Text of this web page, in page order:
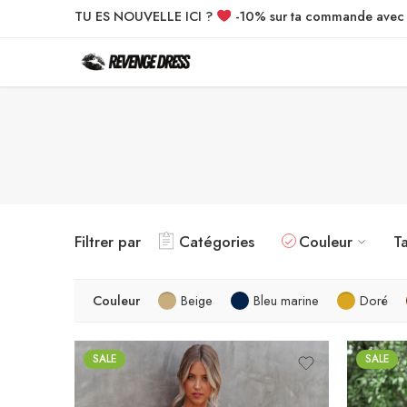
TU ES NOUVELLE ICI ? -10% sur ta commande
Filtrer par Catégories Couleur
Couleur Beige Bleu marine Doré
SALE SALE